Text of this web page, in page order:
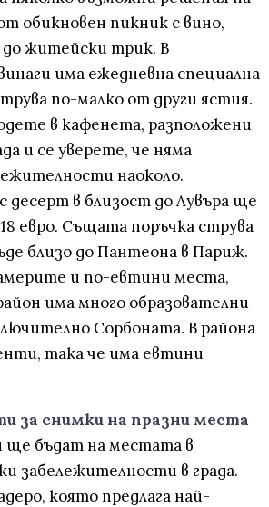
обикновен пикник с вино,
до житейски трик. В
има ежедневна специална
по-малко от други ястия.
в кафенета, разположени
и се уверете, че няма
наоколо.
десерт в близост до Лувъра ще
евро. Същата поръчка струва
близо до Пантеона в Париж.
и по-евтини места,
има много образователни
Сорбоната. В района
така че има евтини
за снимки на празни места
ще бъдат на местата в
забележителности в града.
която предлага най-